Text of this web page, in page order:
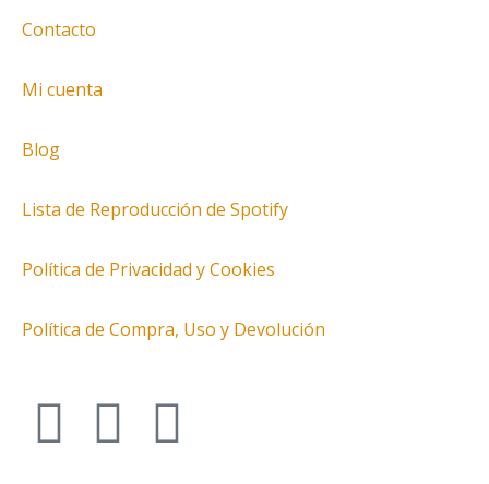
Contacto
Mi cuenta
Blog
Lista de Reproducción de Spotify
Política de Privacidad y Cookies
Política de Compra, Uso y Devolución
I T F